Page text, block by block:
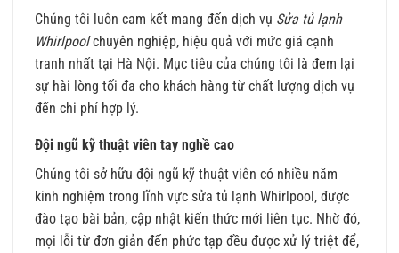
Chúng tôi luôn cam kết mang đến dịch vụ Sửa tủ lạnh
Whirlpoolchuyên nghiệp, hiệu quả với mức giá cạnh
tranh nhất tại Hà Nội. Mục tiêu của chúng tôi là đem lại
sự hài lòng tối đa cho khách hàng từ chất lượng dịch vụ
đến chi phí hợp lý.
Đội ngũ kỹ thuật viên tay nghề cao
Chúng tôi sở hữu đội ngũ kỹ thuật viên có nhiều năm
kinh nghiệm trong lĩnh vực sửa tủ lạnh Whirlpool, được
đào tạo bài bản, cập nhật kiến thức mới liên tục. Nhờ đó,
mọi lỗi từ đơn giản đến phức tạp đều được xử lý triệt để,